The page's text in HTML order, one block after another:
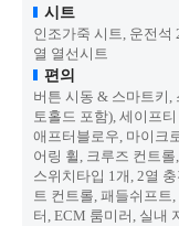
시트
인조가죽 시트, 운전석
열 열선시트
편의
버튼 시동 & 스마트키,
토홀드 포함), 세이프
애프터블로우, 마이크
어링 휠, 크루즈 컨트
스위치타입 1개, 2열
트 컨트롤, 패들쉬프트
터, ECM 룸미러, 실내